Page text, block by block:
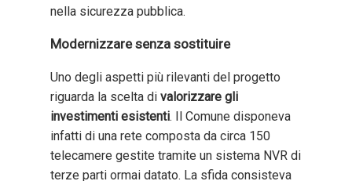
nella sicurezza pubblica.
Modernizzare senza sostituire
Uno degli aspetti più rilevanti del progetto
riguarda la scelta di valorizzare gli
investimenti esistenti. Il Comune disponeva
infatti di una rete composta da circa 150
telecamere gestite tramite un sistema NVR di
terze parti ormai datato. La sfida consisteva